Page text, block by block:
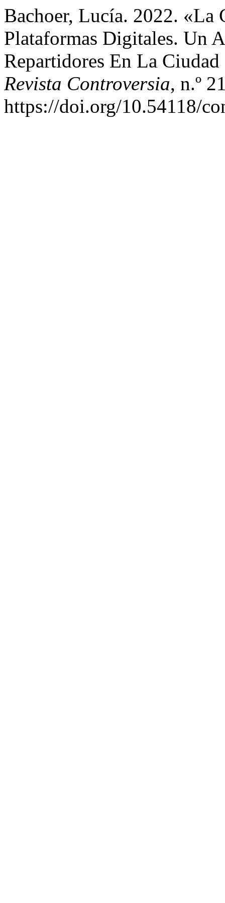
Bachoer, Lucía. 2022.
Plataformas Digitales. Un
Repartidores En La
Revista Controversia, n.º
https://doi.org/10.54118/